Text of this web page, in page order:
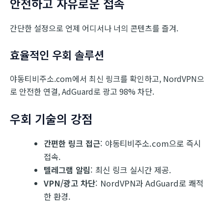
간단한 설정으로 언제 어디서나 너의 콘텐츠를 즐겨.
효율적인 우회 솔루션
야동티비주소.com에서 최신 링크를 확인하고, NordVPN으
로 안전한 연결, AdGuard로 광고 98% 차단.
우회 기술의 강점
간편한 링크 접근: 야동티비주소.com으로 즉시
접속.
텔레그램 알림: 최신 링크 실시간 제공.
VPN/광고 차단: NordVPN과 AdGuard로 쾌적
한 환경.